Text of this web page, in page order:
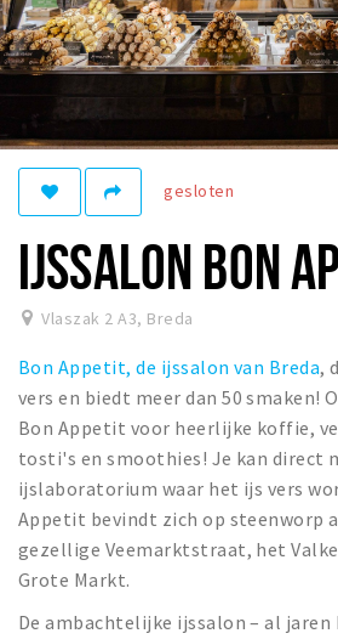
Drinken
Slapen
Recreatief
Winkels
Winkelgebieden
Bezienswaardigheden
Musea, theaters & podia
Uitjes & activiteiten
Toeristische routes
Natuurgebieden
Baroniepoorten
Sport
Privacy
gesloten
IJSSALON BON
Vlaszak 2 A3, Breda
Bon Appetit, de ijssalon van Breda,
vers en biedt meer dan 50 smaken!
Bon Appetit voor heerlijke koffie,
tosti's en smoothies! Je kan direct
ijslaboratorium waar het ijs vers
Appetit bevindt zich op steenworp
gezellige Veemarktstraat, het
Grote Markt.
De ambachtelijke ijssalon – al jaren